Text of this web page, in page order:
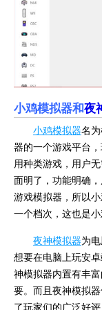
小鸡模拟器和夜
小鸡模拟器名
器的一个游戏平台
用种类游戏，用户
面明了，功能明确
游戏模拟器，所以
一个档次，这也是
夜神模拟器为
想要在电脑上玩安
神模拟器内置有丰
要。而且夜神模拟
了玩家们的广泛好